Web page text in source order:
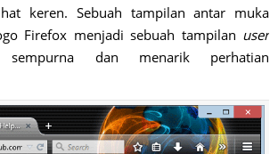
keren. Sebuah tampilan antar muka
Firefox menjadi sebuah tampilan user
dan menarik perhatian